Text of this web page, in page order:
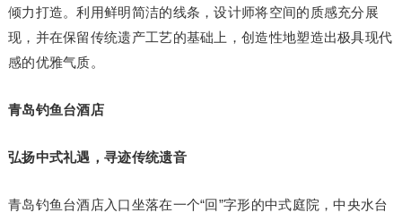
倾力打造。利用鲜明简洁的线条，设计师将空间的质感充分展
现，并在保留传统遗产工艺的基础上，创造性地塑造出极具现代
感的优雅气质。
青岛钓鱼台酒店
弘扬中式礼遇，寻迹传统遗音
青岛钓鱼台酒店入口坐落在一个“回”字形的中式庭院，中央水台